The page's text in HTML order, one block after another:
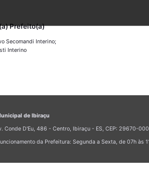
Prefeito(a)
Secomandi Interino;
Interino
de Ibiraçu
Conde D'Eu, 486 - Centro, Ibiraçu - ES, CEP: 29670-
da Prefeitura: Segunda a Sexta, de 07h às